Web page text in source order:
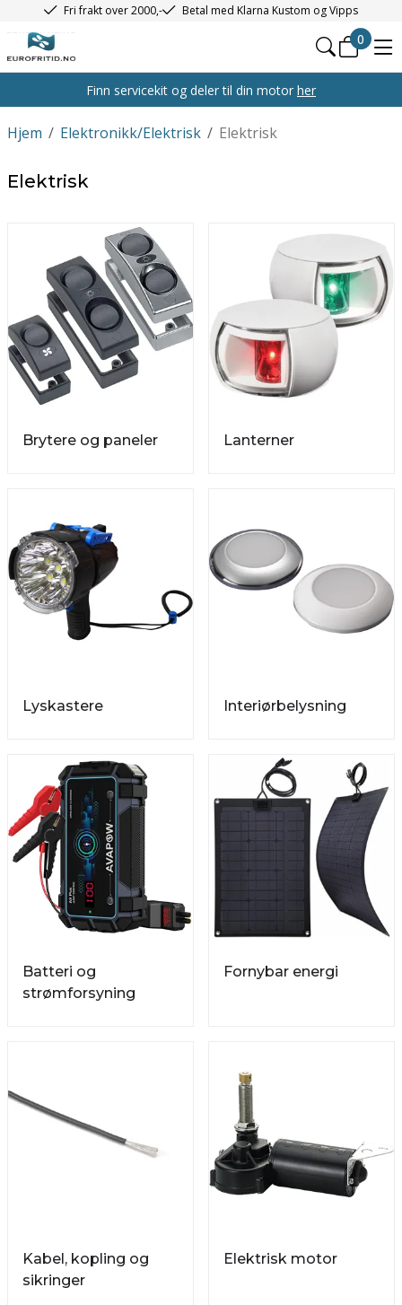
Fri frakt over 2000,- Betal med Klarna Kustom og Vipps
0
Finn servicekit og deler til din motor her
/
Hjem /
Elektronikk/Elektrisk Elektrisk
Elektrisk
Brytere og paneler Lanterner
Lyskastere Interiørbelysning
Batteri og
strømforsyning
Fornybar energi
Kabel, kopling og
sikringer
Elektrisk motor